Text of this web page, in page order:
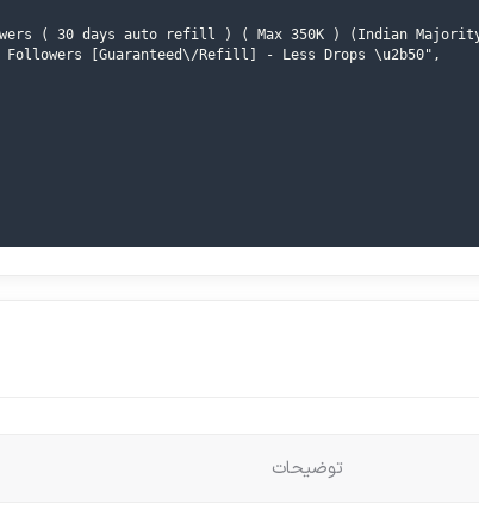
( 30 days auto refill ) ( Max 350K ) (Indian
[Guaranteed\/Refill] - Less Drops \u2b50",
توضیحات